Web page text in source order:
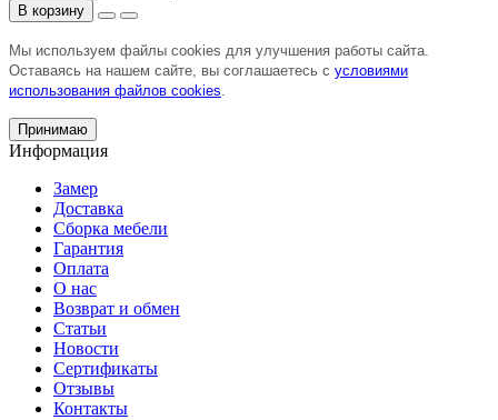
В корзину
Мы используем файлы cookies для улучшения работы сайта.
Оставаясь на нашем сайте, вы соглашаетесь с условиями
использования файлов cookies.
Принимаю
Информация
Замер
Доставка
Сборка мебели
Гарантия
Оплата
О нас
Возврат и обмен
Статьи
Новости
Сертификаты
Отзывы
Контакты